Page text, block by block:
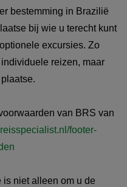
bestemming in Brazilië
bij wie u terecht kunt
excursies. Zo
reizen, maar
van BRS van
footer-
is niet alleen om u de